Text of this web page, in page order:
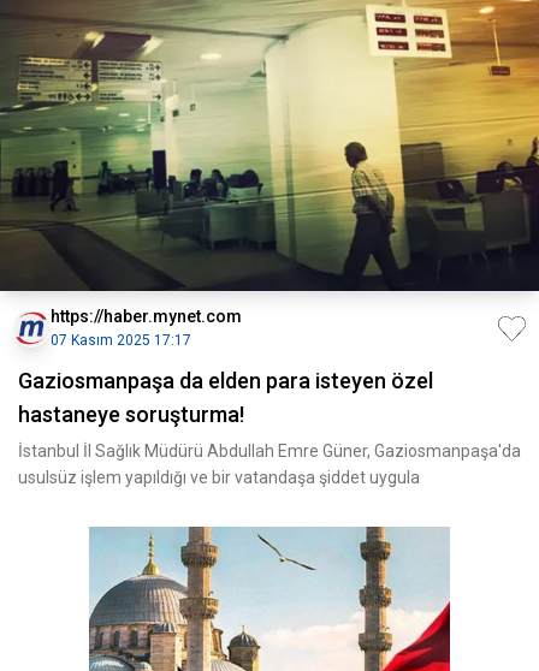
https://haber.mynet.com
07 Kasım 2025 17:17
Gaziosmanpaşa da elden para isteyen özel
hastaneye soruşturma!
İstanbul İl Sağlık Müdürü Abdullah Emre Güner, Gaziosmanpaşa'da
usulsüz işlem yapıldığı ve bir vatandaşa şiddet uygula